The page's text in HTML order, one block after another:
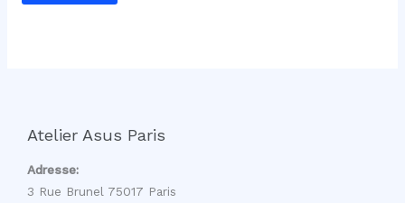
r
m
Atelier Asus Paris
Adresse:
3 Rue Brunel 75017 Paris